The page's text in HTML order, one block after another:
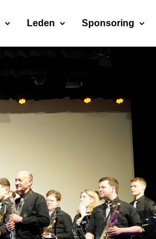
Leden Sponsoring